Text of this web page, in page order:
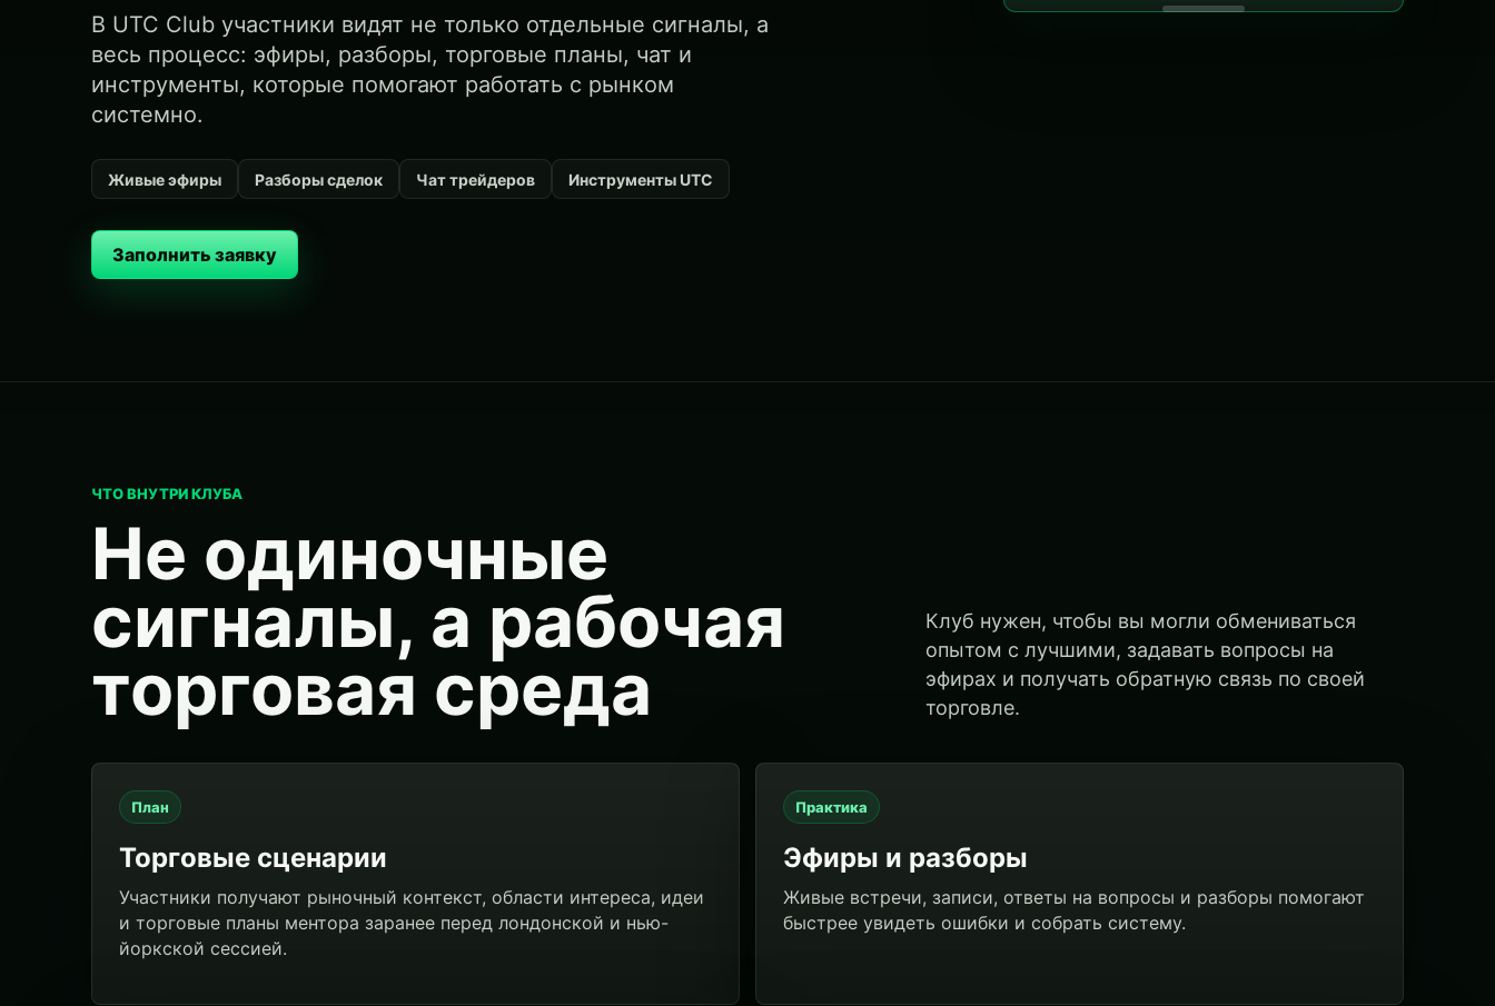
В UTC Club участники видят не только отдельные сигналы, а
весь процесс: эфиры, разборы, торговые планы, чат и
инструменты, которые помогают работать с рынком
системно.
Живые эфиры Разборы сделок Чат трейдеров Инструменты UTC
Заполнить заявку
ЧТО ВНУТРИ КЛУБА
Не одиночные
сигналы, а рабочая
торговая среда
Клуб нужен, чтобы вы могли обмениваться
опытом с лучшими, задавать вопросы на
эфирах и получать обратную связь по своей
торговле.
План
Торговые сценарии
Участники получают рыночный контекст, области интереса, идеи
и торговые планы ментора заранее перед лондонской и нью-
йоркской сессией.
Практика
Эфиры и разборы
Живые встречи, записи, ответы на вопросы и разборы помогают
быстрее увидеть ошибки и собрать систему.